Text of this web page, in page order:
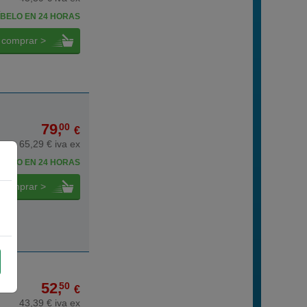
EN 24 HORAS
comprar >
79,00 €
65,29 € iva ex
EN 24 HORAS
comprar >
52,50 €
43,39 € iva ex